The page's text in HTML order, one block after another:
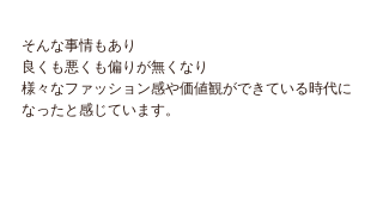
そんな事情もあり
良くも悪くも偏りが無くなり
様々なファッション感や価値観ができている時代に
なったと感じています。